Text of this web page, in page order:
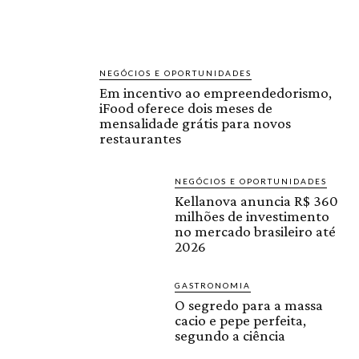
NEGÓCIOS E OPORTUNIDADES
Em incentivo ao empreendedorismo,
iFood oferece dois meses de
mensalidade grátis para novos
restaurantes
NEGÓCIOS E OPORTUNIDADES
Kellanova anuncia R$ 360
milhões de investimento
no mercado brasileiro até
2026
GASTRONOMIA
O segredo para a massa
cacio e pepe perfeita,
segundo a ciência